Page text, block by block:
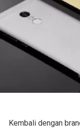
Kembali dengan